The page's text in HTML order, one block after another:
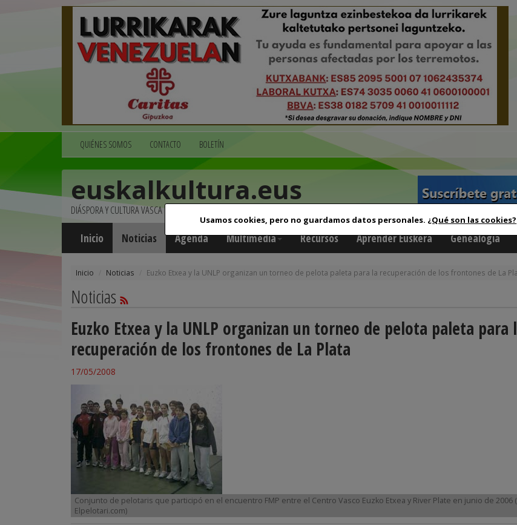
Usamos cookies, pero no guardamos datos personales. ¿Qué son las cookies?
QUIÉNES SOMOS CONTACTO BOLETÍN
euskalkultura.eus
DIÁSPORA Y CULTURA VASCA
Inicio Noticias Agenda Multimedia Recursos Aprender Euskera Genealogía
Inicio Noticias Euzko Etxea y la UNLP organizan un torneo de pelota paleta para la recuperación de los frontones de La
Noticias
Euzko Etxea y la UNLP organizan un torneo de pelota paleta para
recuperación de los frontones de La Plata
17/05/2008
Conjunto de pelotaris que participó en el encuentro FMP entre el Centro Vasco Euzko Etxea y River Plate en junio de 2006
Elpelotari.com)